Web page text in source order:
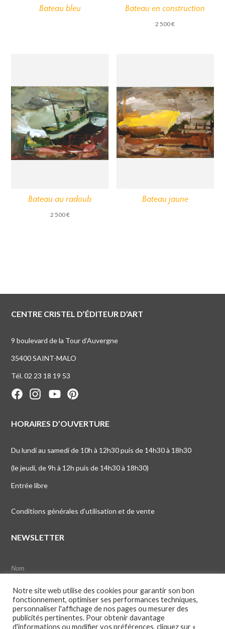
Bateau bleu Bateau en construction
2 500€
Bateau au radoub
2 500€
Bateau jaune
CENTRE CRISTEL D’ÉDITEUR D’ART
9 boulevard de la Tour d’Auvergne
35400 SAINT-MALO
Tél. 02 23 18 19 53
HORAIRES D’OUVERTURE
Du lundi au samedi de 10h à 12h30 puis de 14h30 à 18h30
(le jeudi, de 9h à 12h puis de 14h30 à 18h30)
Entrée libre
Conditions générales d’utilisation et de vente
NEWSLETTER
Notre site web utilise des cookies pour garantir son bon
fonctionnement, optimiser ses performances techniques,
personnaliser l'affichage de nos pages ou mesurer des
publicités pertinentes. Pour obtenir davantage
d'informations ou modifier vos préférences, cliquez sur «